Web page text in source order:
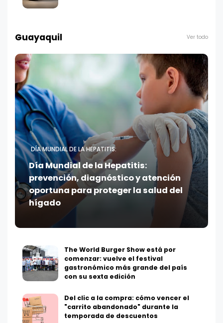
Guayaquil Ver todo
DÍA MUNDIAL DE LA HEPATITIS:
Día Mundial de la Hepatitis:
prevención, diagnóstico y atención
oportuna para proteger la salud del
hígado
The World Burger Show está por
comenzar: vuelve el festival
gastronómico más grande del país
con su sexta edición
Del clic a la compra: cómo vencer el
"carrito abandonado" durante la
temporada de descuentos